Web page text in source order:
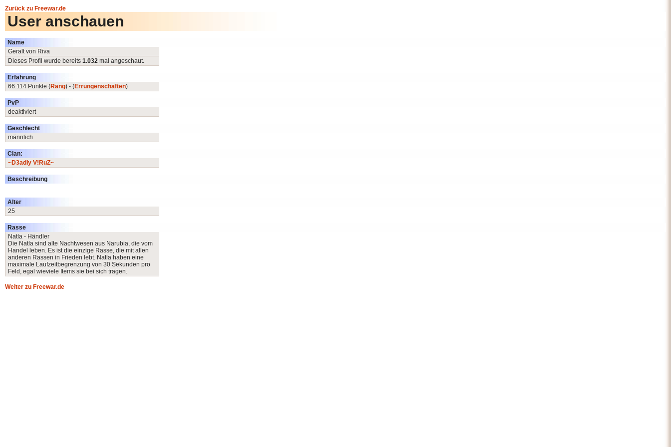
Zurück zu Freewar.de
User anschauen
Name
Geralt von Riva
Dieses Profil wurde bereits 1.032 mal angeschaut.
Erfahrung
66.114 Punkte (Rang) - (Errungenschaften)
PvP
deaktiviert
Geschlecht
männlich
Clan:
~D3adly V!RuZ~
Beschreibung
Alter
25
Rasse
Natla - Händler
Die Natla sind alte Nachtwesen aus Narubia, die vom
Handel leben. Es ist die einzige Rasse, die mit allen
anderen Rassen in Frieden lebt. Natla haben eine
maximale Laufzeitbegrenzung von 30 Sekunden pro
Feld, egal wieviele Items sie bei sich tragen.
Weiter zu Freewar.de